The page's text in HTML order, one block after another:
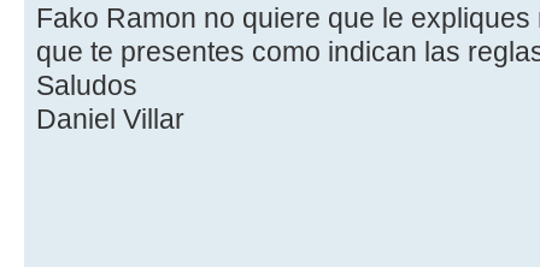
Fako Ramon no quiere que le
que te presentes como indican las
Saludos
Daniel Villar